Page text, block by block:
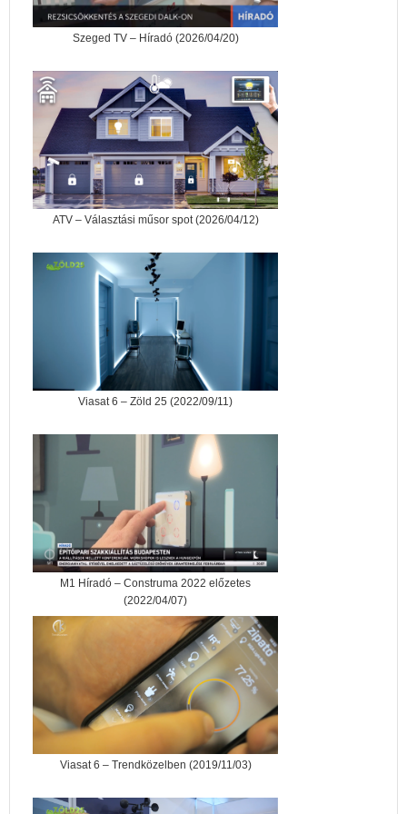
Szeged TV – Híradó (2026/04/20)
ATV – Választási műsor spot (2026/04/12)
Viasat 6 – Zöld 25 (2022/09/11)
M1 Híradó – Construma 2022 előzetes
(2022/04/07)
Viasat 6 – Trendközelben (2019/11/03)